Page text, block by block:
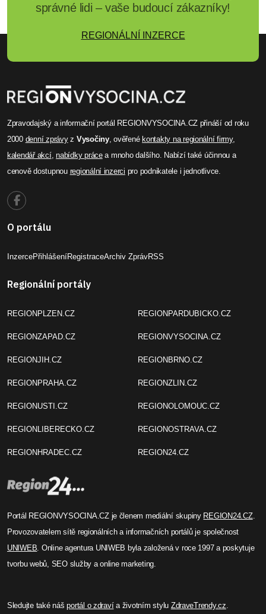
správné lidi – vaše budoucí zákazníky!
REGIONÁLNÍ INZERCE
Zpravodajský a informační portál REGIONVYSOCINA.CZ přináší od roku
2000 denní zprávyz Vysočiny, ověřenékontakty na regionální firmy,
kalendář akcí,nabídky prácea mnoho dalšího. Nabízí také účinnou a
cenově dostupnou regionální inzerci pro podnikatele i jednotlivce.
O portálu
InzercePřihlášeníRegistraceArchiv ZprávRSS
Regionální portály
REGIONPLZEN.CZ
REGIONZAPAD.CZ
REGIONJIH.CZ
REGIONPRAHA.CZ
REGIONUSTI.CZ
REGIONLIBERECKO.CZ
REGIONHRADEC.CZ
REGIONPARDUBICKO.CZ
REGIONVYSOCINA.CZ
REGIONBRNO.CZ
REGIONZLIN.CZ
REGIONOLOMOUC.CZ
REGIONOSTRAVA.CZ
REGION24.CZ
Portál REGIONVYSOCINA.CZ je členem mediální skupiny REGION24.CZ.
Provozovatelem sítě regionálních a informačních portálů je společnost
UNIWEB . Online agentura UNIWEB byla založená v roce 1997 a poskytuje
tvorbu webů, SEO služby a online marketing.
Sledujte také nášportál o zdravía životním stylu ZdraveTrendy.cz